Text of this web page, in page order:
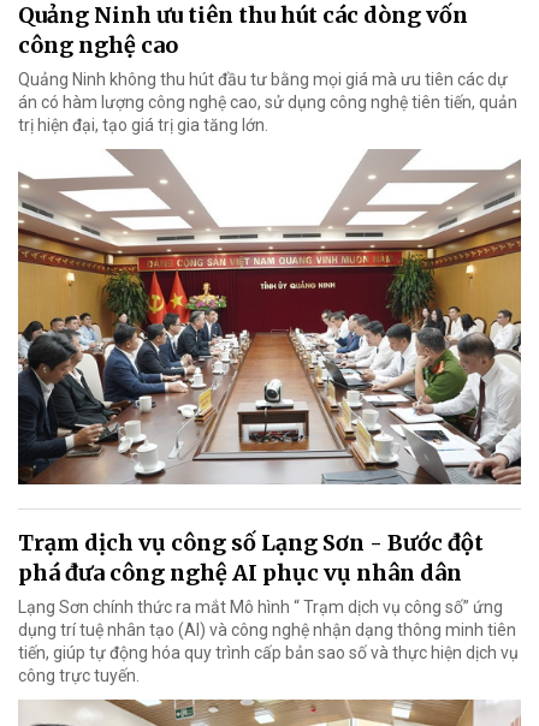
Quảng Ninh ưu tiên thu hút các dòng vốn
công nghệ cao
Quảng Ninh không thu hút đầu tư bằng mọi giá mà ưu tiên các dự
án có hàm lượng công nghệ cao, sử dụng công nghệ tiên tiến, quản
trị hiện đại, tạo giá trị gia tăng lớn.
Trạm dịch vụ công số Lạng Sơn - Bước đột
phá đưa công nghệ AI phục vụ nhân dân
Lạng Sơn chính thức ra mắt Mô hình “ Trạm dịch vụ công số” ứng
dụng trí tuệ nhân tạo (AI) và công nghệ nhận dạng thông minh tiên
tiến, giúp tự động hóa quy trình cấp bản sao số và thực hiện dịch vụ
công trực tuyến.